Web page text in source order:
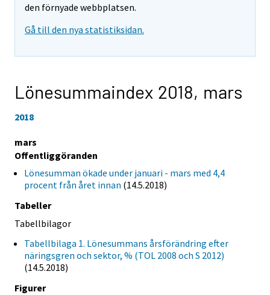
den förnyade webbplatsen.
Gå till den nya statistiksidan.
Lönesummaindex 2018, mars
2018
mars
Offentliggöranden
Lönesumman ökade under januari - mars med 4,4
procent från året innan (14.5.2018)
Tabeller
Tabellbilagor
Tabellbilaga 1. Lönesummans årsförändring efter
näringsgren och sektor, % (TOL 2008 och S 2012)
(14.5.2018)
Figurer